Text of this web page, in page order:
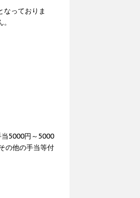
なっておりま
5000円～5000
の他の手当等付